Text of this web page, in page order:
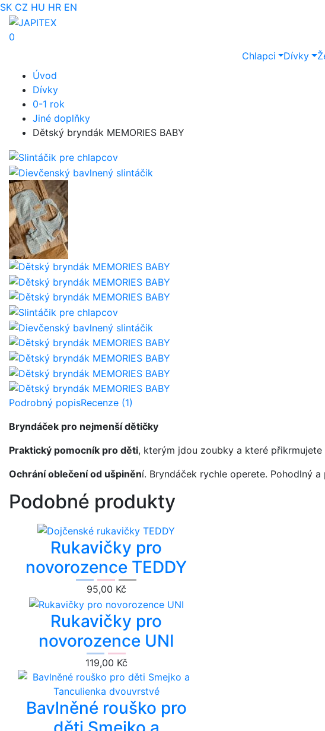
SK CZ HU HR EN
0
Chlapci
Dívky
Úvod
Dívky
0-1 rok
Jiné doplňky
Dětský bryndák MEMORIES BABY
Podrobný popisRecenze (1)
Bryndáček pro nejmenší dětičky
Praktický pomocník pro děti, kterým jdou zoubky a které přikrmujete
Ochrání oblečení od ušpinění. Bryndáček rychle operete. Pohodlný
Podobné produkty
Rukavičky pro
novorozence TEDDY
95,00 Kč
Rukavičky pro
novorozence UNI
119,00 Kč
Bavlněné rouško pro